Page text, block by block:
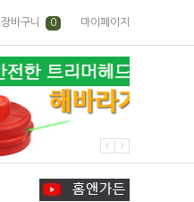
장바구니 0 마이페이지